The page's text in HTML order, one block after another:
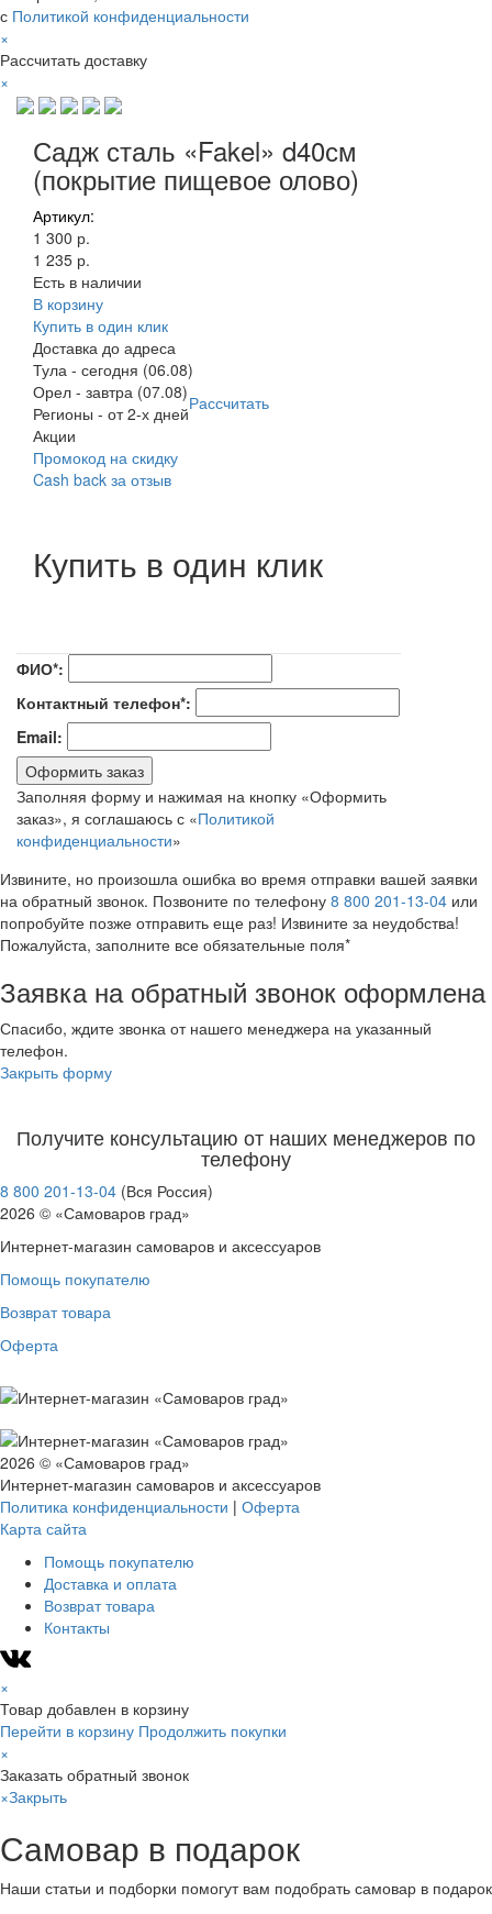
с Политикой конфиденциальности
×
Рассчитать доставку
×
Садж сталь «Fakel» d40см
(покрытие пищевое олово)
Артикул:
1 300 р.
1 235 р.
Есть в наличии
В корзину
Купить в один клик
Доставка до адреса
Тула - сегодня (06.08)
Орел - завтра (07.08)Рассчитать
Регионы - от 2-х дней
Акции
Промокод на скидку
Cash back за отзыв
Купить в один клик
ФИО*:
Контактный телефон*:
Email:
Оформить заказ
Заполняя форму и нажимая на кнопку «Оформить
заказ», я соглашаюсь с «Политикой
конфиденциальности»
Извините, но произошла ошибка во время отправки вашей заявки
на обратный звонок. Позвоните по телефону 8 800 201-13-04 или
попробуйте позже отправить еще раз! Извините за неудобства!
Пожалуйста, заполните все обязательные поля*
Заявка на обратный звонок оформлена
Спасибо, ждите звонка от нашего менеджера на указанный
телефон.
Закрыть форму
Получите консультацию от наших менеджеров по
телефону
8 800 201-13-04 (Вся Россия)
2026 © «Самоваров град»
Интернет-магазин самоваров и аксессуаров
Помощь покупателю
Возврат товара
Оферта
2026 © «Самоваров град»
Интернет-магазин самоваров и аксессуаров
Политика конфиденциальности | Оферта
Карта сайта
Помощь покупателю
Доставка и оплата
Возврат товара
Контакты
×
Товар добавлен в корзину
Перейти в корзину Продолжить покупки
×
Заказать обратный звонок
×Закрыть
Самовар в подарок
Наши статьи и подборки помогут вам подобрать самовар в подарок